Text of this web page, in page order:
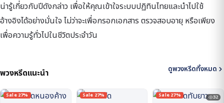
น่ารู้เกี่ยวกับปีดังกล่าว เพื่อให้คุณเข้าใจระบบปฏิทินไทยและนำไปใช้
อ้างอิงได้อย่างมั่นใจ ไม่ว่าจะเพื่อกรอกเอกสาร ตรวจสอบอายุ หรือเพียง
เพื่อความรู้ทั่วไปในชีวิตประจำวัน
พวงหรีดแนะนำ ดูพวงหรีดทั้งหมด
Sale 27% Sale 27% Sale 27% 32